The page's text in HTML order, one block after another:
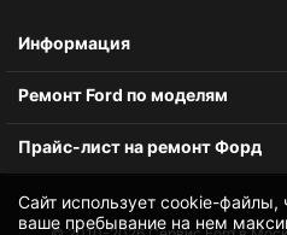
Сайт использует cookie-файлы,
ваше пребывание на нем
Информация
Ремонт Ford по моделям
Прайс-лист на ремонт Форд